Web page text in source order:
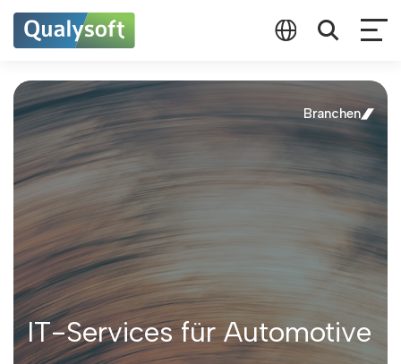
Branchen
IT-Services für Automotive